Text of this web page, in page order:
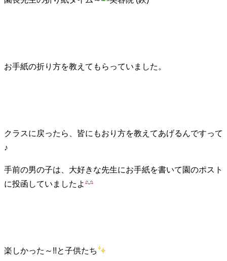
お手紙の折り方を教えてもらっていました。
クラスに戻ったら、皆にもおり方を教えてあげるんですって
♪
手前の男の子は、大好きな先生にお手紙を書いて園のポスト
に投函していましたよ
楽しかった～!!と子供たち